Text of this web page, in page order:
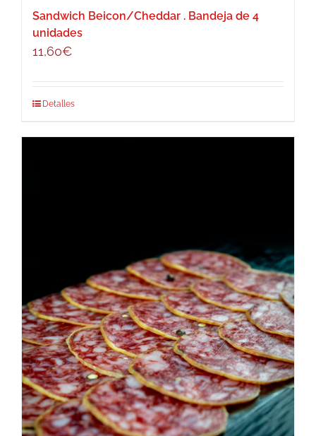
Sandwich Beicon/Cheddar . Bandeja de 4
unidades
11,60€
Detalles